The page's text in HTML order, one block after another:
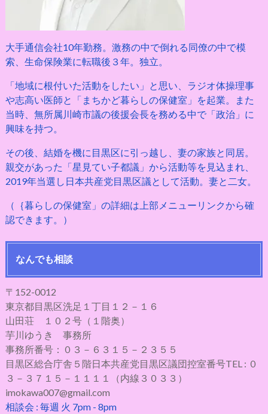
大手通信会社10年勤務。激務の中で倒れる同僚の中で模
索、生命保険業に転職後３年。独立。
「地域に根付いた活動をしたい」と思い、ラジオ体操理事
や志高い医師と「まちかど暮らしの保健室」を起業。また
当時、無所属川崎市議の後援会長を務める中で「政治」に
興味を持つ。
その後、結婚を機に目黒区に引っ越し、妻の家族と同居。
親交があった「星見てい子都議」から活動等を見込まれ、
2019年当選し日本共産党目黒区議として活動。妻と二女。
（｛暮らしの保健室」の詳細は上部メニューリンクから確
認できます。）
なんでも相談
〒152-0012
東京都目黒区洗足１丁目１２－１６
山田荘 １０２号（１階奥）
芋川ゆうき 事務所
事務所番号：０３－６３１５－２３５５
目黒区総合庁舎５階日本共産党目黒区議団控室番号TEL : ０
３－３７１５－１１１１（内線３０３３）
imokawa007@gmail.com
相談会 : 毎週 火 7pm - 8pm